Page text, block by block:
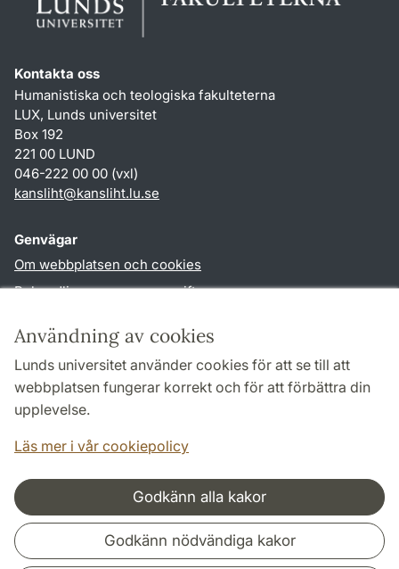
Användning av cookies
Lunds universitet använder cookies för att se till att
webbplatsen fungerar korrekt och för att förbättra din
upplevelse.
Läs mer i vår cookiepolicy
Godkänn alla kakor
Godkänn nödvändiga kakor
Kontakta oss
Humanistiska och teologiska fakulteterna
LUX, Lunds universitet
Box 192
221 00 LUND
046-222 00 00 (vxl)
kansliht@kansliht.lu.se
Genvägar
Om webbplatsen och cookies
Behandling av personuppgifter
TYPO3-login
Följ oss i sociala medier
Samarbeten och nätverk